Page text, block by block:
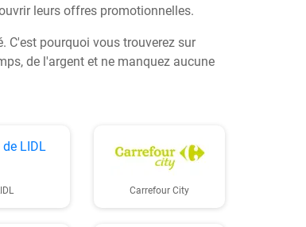
leurs offres promotionnelles.
C'est pourquoi vous trouverez sur
de l'argent et ne manquez aucune
Carrefour City